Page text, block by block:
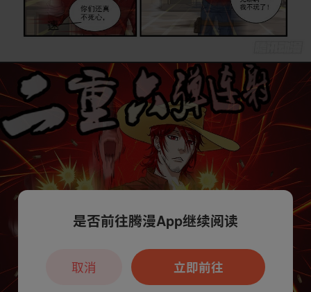
是否前往腾漫App继续阅读
立即前往
取消